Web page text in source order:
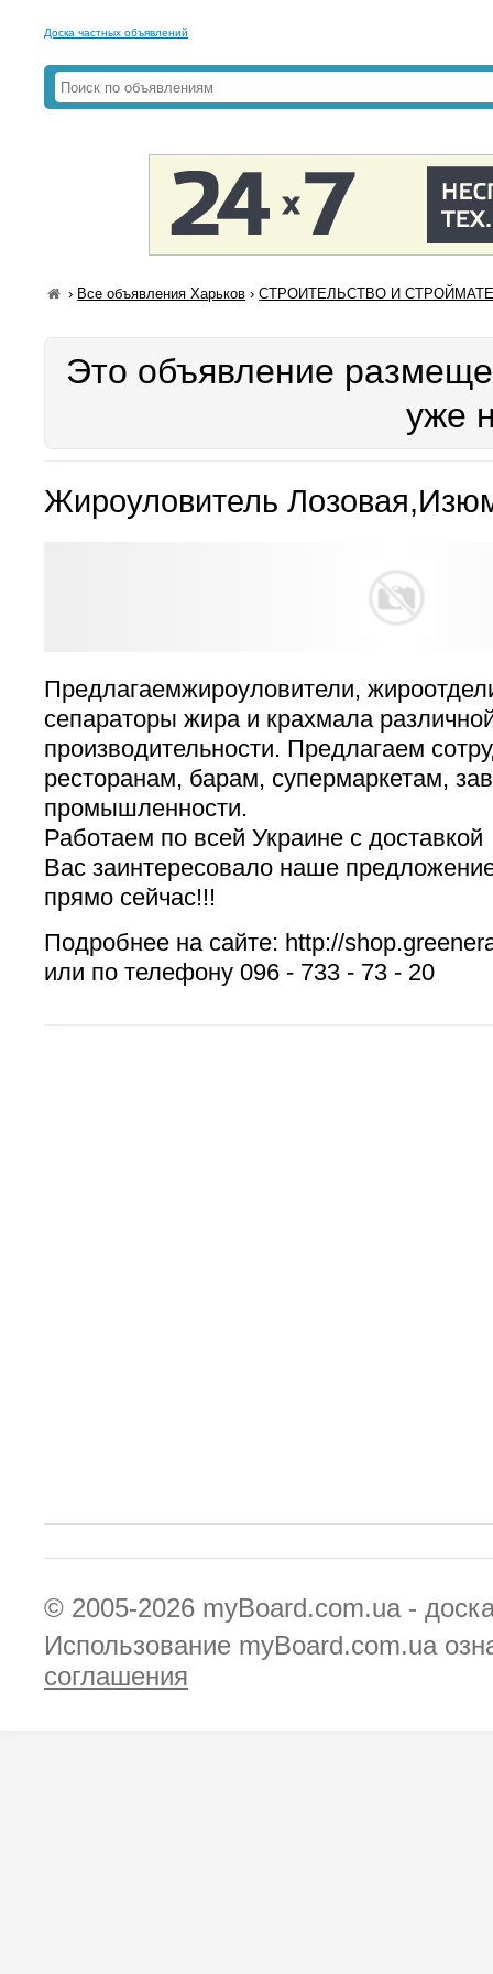
Доска частных объявлений
› Все объявления Харьков ›СТРОИТЕЛЬСТВО И
Это объявление
уже
Жироуловитель
Предлагаемжироуловители,
сепараторы жира и крахмала
производительности. Предлагаем
ресторанам, барам, супермаркетам,
промышленности.
Работаем по всей Украине с доставкой
Вас заинтересовало наше
прямо сейчас!!!
Подробнее на сайте: http://
или по телефону 096 - 733 - 73 - 20
© 2005-2026 myBoard.com.ua -
Использование myBoard.com.ua
соглашения